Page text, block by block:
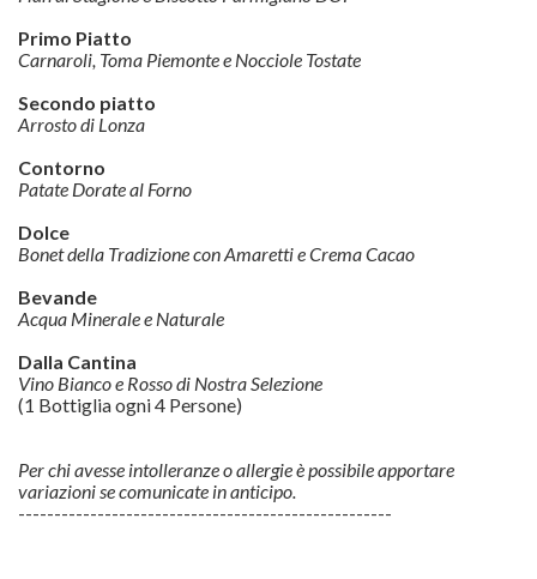
Primo Piatto
Carnaroli, Toma Piemonte e Nocciole Tostate
Secondo piatto
Arrosto di Lonza
Contorno
Patate Dorate al Forno
Dolce
Bonet della Tradizione con Amaretti e Crema Cacao
Bevande
Acqua Minerale e Naturale
Dalla Cantina
Vino Bianco e Rosso di Nostra Selezione
(1 Bottiglia ogni 4 Persone)
Per chi avesse intolleranze o allergie è possibile apportare
variazioni se comunicate in anticipo.
----------------------------------------------------